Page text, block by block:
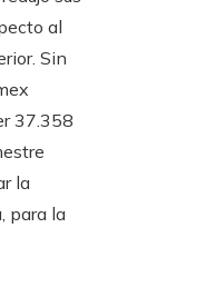
al
Sin
37.358
la
para la